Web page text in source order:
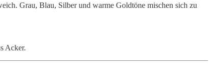
Grau, Blau, Silber und warme Goldtöne mischen sich zu
Acker.